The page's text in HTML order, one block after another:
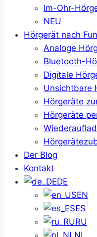
Im-Ohr-
NEU
Hörgerät nach
Analoge
Bluetooth-
Digitale
Unsichtbare
Hörgeräte
Hörgeräte
Der Blog
Kontakt
DE
EN
ES
RU
NL